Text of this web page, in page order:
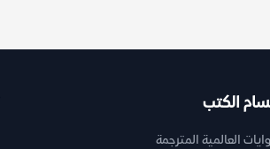
الكتب
العالمية المترجمة